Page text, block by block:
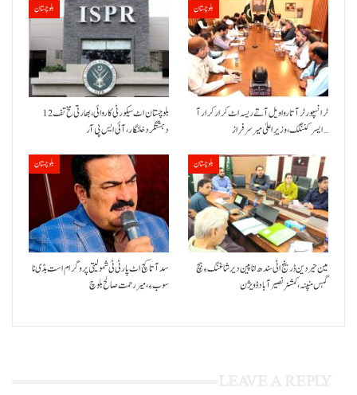
بلوچستان
بلوچستان اٹ سیکورٹی کاروائی، بھارتی مخ تف 12
دہشتگرد خلنگار،آئی ایس پی آر
بلوچستان
ٹرانسپورٹر آتا روا ویل آتے ریسہ اٹ کرار کرار آ
ایسر کننگک ،وزیرِ اعلیٰ میر سرفراز…
بلوچستان
سد آتا کچ اٹ پارٹی ٹی شمولیتی پروگرام است بڈی نا
سوب ءِ،میر رحمت صالح بلوچ
بلوچستان
مین حیردین ڈرینج اٹی سندھ انا پین دیر شاغنگ ءِ ہچ
گہس منپنہ،کمشنر نصیرآباد ڈویژن